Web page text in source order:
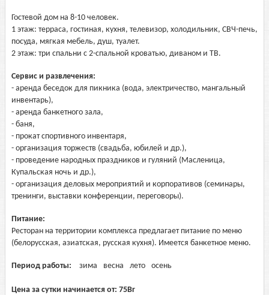
Гостевой дом на 8-10 человек.
1 этаж: терраса, гостиная, кухня, телевизор, холодильник, СВЧ-печь,
посуда, мягкая мебель, душ, туалет.
2 этаж: три спальни с 2-спальной кроватью, диваном и ТВ.
Сервис и развлечения:
- аренда беседок для пикника (вода, электричество, мангальный
инвентарь),
- аренда банкетного зала,
- баня,
- прокат спортивного инвентаря,
- организация торжеств (свадьба, юбилей и др.),
- проведение народных праздников и гуляний (Масленица,
Купальская ночь и др.),
- организация деловых мероприятий и корпоративов (семинары,
тренинги, выставки конференции, переговоры).
Питание:
Ресторан на территории комплекса предлагает питание по меню
(белорусская, азиатская, русская кухня). Имеется банкетное меню.
Период работы: зима весна лето осень
Цена за сутки начинается от: 75Br